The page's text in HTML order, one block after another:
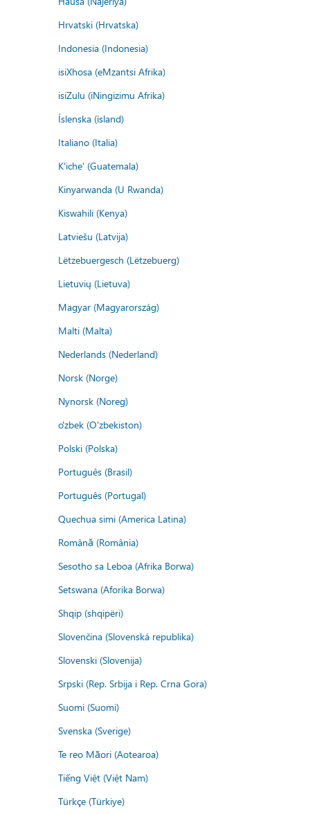
Hrvatski (Hrvatska)
Indonesia (Indonesia)
isiXhosa (eMzantsi Afrika)
isiZulu (iNingizimu Afrika)
Íslenska (ísland)
Italiano (Italia)
K'iche' (Guatemala)
Kinyarwanda (U Rwanda)
Kiswahili (Kenya)
Latviešu (Latvija)
Lëtzebuergesch (Lëtzebuerg)
Lietuvių (Lietuva)
Magyar (Magyarország)
Malti (Malta)
Nederlands (Nederland)
Norsk (Norge)
Nynorsk (Noreg)
o'zbek (O'zbekiston)
Polski (Polska)
Português (Brasil)
Português (Portugal)
Quechua simi (America Latina)
Română (România)
Sesotho sa Leboa (Afrika Borwa)
Setswana (Aforika Borwa)
Shqip (shqipëri)
Slovenčina (Slovenská republika)
Slovenski (Slovenija)
Srpski (Rep. Srbija i Rep. Crna Gora)
Suomi (Suomi)
Svenska (Sverige)
Te reo Māori (Aotearoa)
Tiếng Việt (Việt Nam)
Türkçe (Türkiye)